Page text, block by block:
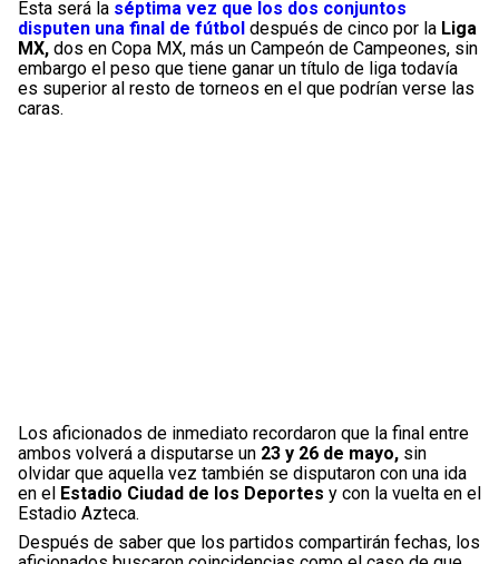
Esta será la séptima vez que los dos conjuntos
disputen una final de fútbol después de cinco por la Liga
MX, dos en Copa MX, más un Campeón de Campeones, sin
embargo el peso que tiene ganar un título de liga todavía
es superior al resto de torneos en el que podrían verse las
caras.
Los aficionados de inmediato recordaron que la final entre
ambos volverá a disputarse un 23 y 26 de mayo, sin
olvidar que aquella vez también se disputaron con una ida
en el Estadio Ciudad de los Deportes y con la vuelta en el
Estadio Azteca.
Después de saber que los partidos compartirán fechas, los